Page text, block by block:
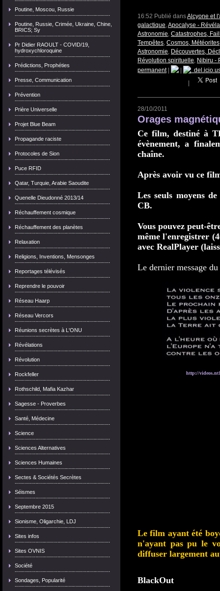
Poutine, Moscou, Russie
Poutine, Russie, Crimée, Ukraine, Chine,
BRICS; Sy
Pr Didier RAOULT - COVID/19,
hydroxychloroquine
Prédictions, Prophéties
Presse, Communication
Prévention
Prière Universelle
Projet Blue Beam
Propagande raciste
Protocoles de Sion
Puce RFID
Qatar, Turquie, Arabie Saoudite
Quenelle Dieudonné 2013/14
Réchauffement cosmique
Réchauffement des planètes
Relaxation
Religions, Inventions, Mensonges
Reportages télévisés
Reprendre le pouvoir
Réseau Haarp
Réseau Vercors
Réunions secrètes à L'ONU
Révélations
Révolution
Rockfeller
Rothschild, Mafia Kazhar
Sagesse - Proverbes
Santé, Médecine
Science
Sciences Alternatives
Sciences Humaines
Sectes & Sociétés Secrètes
Séismes
Septembre 2015
Sionisme, Oligarchie, LDJ
Sites infos
Sites OVNIS
Société
Sondages, Popularité
16:52 Publié dansAlcyone et
galactique,Apocalyse -
Astronomie, Catastrophes,
Tempêtes, Cosmos,
Astronomie, Découvertes,
Révolution spirituelle, Nibiru -
permanent|
28/10/2011
Orages
Ce film, destiné à
évènement, a
chaîne.
Après avoir vu ce
Les seuls moyens
CB.
Vous pouvez peut-
même l'enregistrer
avec RealPlayer
Le dernier message
http://
Le film ayant été
n'ayant pas pu le
diffuser largement
BlackOut